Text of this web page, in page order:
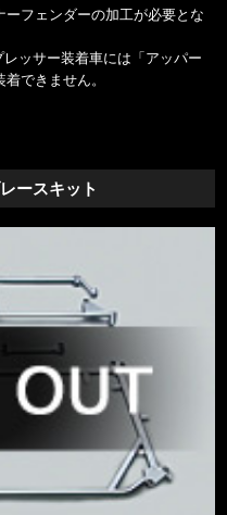
フェンダーの加工が必要とな
ッサー装着車には「アッパー
できません。
ースキット